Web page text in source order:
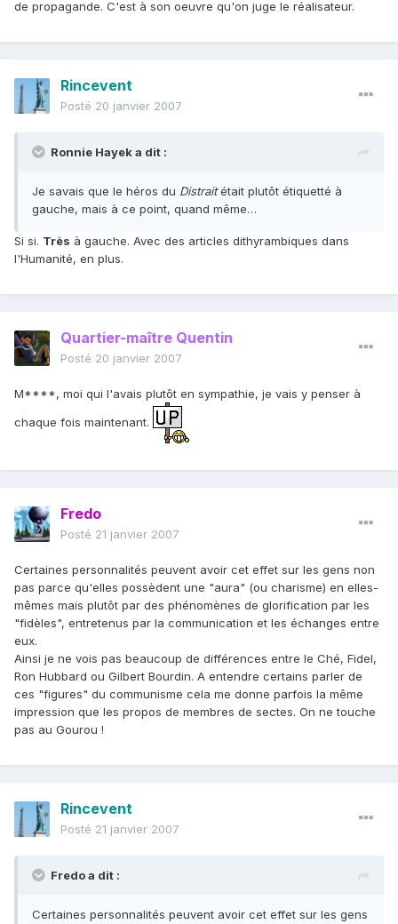
de propagande. C'est à son oeuvre qu'on juge le réalisateur.
Rincevent
Posté 20 janvier 2007
Ronnie Hayek a dit :
Je savais que le héros du Distraitétait plutôt étiquetté à
gauche, mais à ce point, quand même…
Si si. Très à gauche. Avec des articles dithyrambiques dans
l'Humanité, en plus.
Quartier-maître Quentin
Posté 20 janvier 2007
M****, moi qui l'avais plutôt en sympathie, je vais y penser à
chaque fois maintenant.
Fredo
Posté 21 janvier 2007
Certaines personnalités peuvent avoir cet effet sur les gens non
pas parce qu'elles possèdent une "aura" (ou charisme) en elles-
mêmes mais plutôt par des phénomènes de glorification par les
"fidèles", entretenus par la communication et les échanges entre
eux.
Ainsi je ne vois pas beaucoup de différences entre le Ché, Fidel,
Ron Hubbard ou Gilbert Bourdin. A entendre certains parler de
ces "figures" du communisme cela me donne parfois la même
impression que les propos de membres de sectes. On ne touche
pas au Gourou !
Rincevent
Posté 21 janvier 2007
Fredo a dit :
Certaines personnalités peuvent avoir cet effet sur les gens